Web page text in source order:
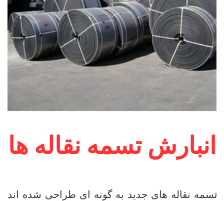
انبارش تسمه نقاله ها
تسمه نقاله های جدید به گونه ای طراحی شده اند